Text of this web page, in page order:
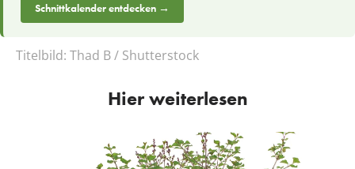
Schnittkalender entdecken →
Titelbild: Thad B / Shutterstock
Hier weiterlesen